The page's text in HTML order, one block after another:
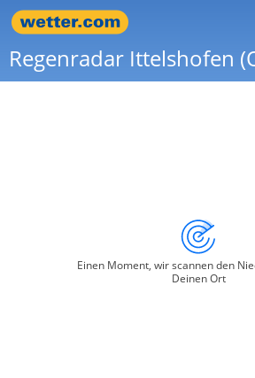
Regenradar Ittelshofen
Einen Moment, wir scannen den
Deinen Ort